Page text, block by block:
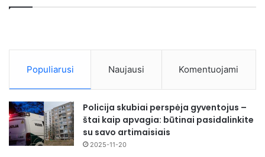
Populiarusi Naujausi Komentuojami
Policija skubiai perspėja gyventojus –
štai kaip apvagia: būtinai pasidalinkite
su savo artimaisiais
2025-11-20